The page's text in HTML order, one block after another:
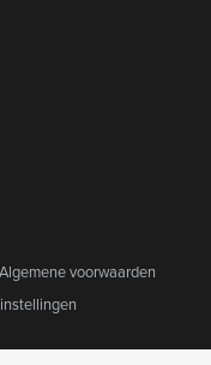
Algemene voorwaarden